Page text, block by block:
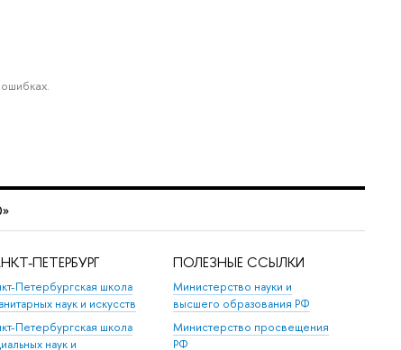
ПЕТЕРБУРГ
Петербургская школа
наук и искусств
Петербургская школа
наук и
ПОЛЕЗНЫЕ ССЫЛКИ
Министерство науки и
высшего образования РФ
Министерство просвещения
РФ